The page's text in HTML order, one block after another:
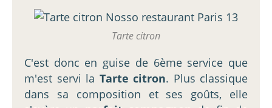
Tarte citron
C'est donc en guise de 6ème service que
m'est servi la Tarte citron. Plus classique
dans sa composition et ses goûts, elle